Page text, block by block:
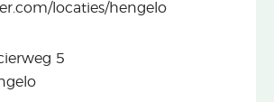
locaties/hengelo
5